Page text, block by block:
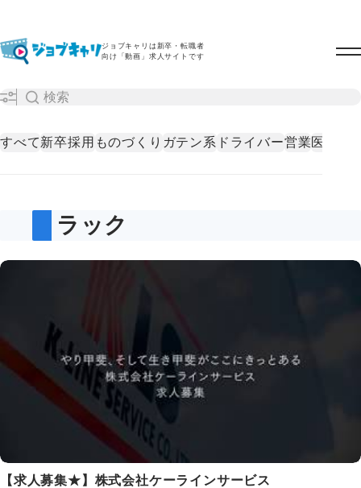
ジョブキャリは新卒・転職者
向け「動画」求人サイトです
すべて新卒採用 ものづくり ガテン系 ドライバー営業医療・
トラック
【求人募集★】株式会社ケーラインサービス